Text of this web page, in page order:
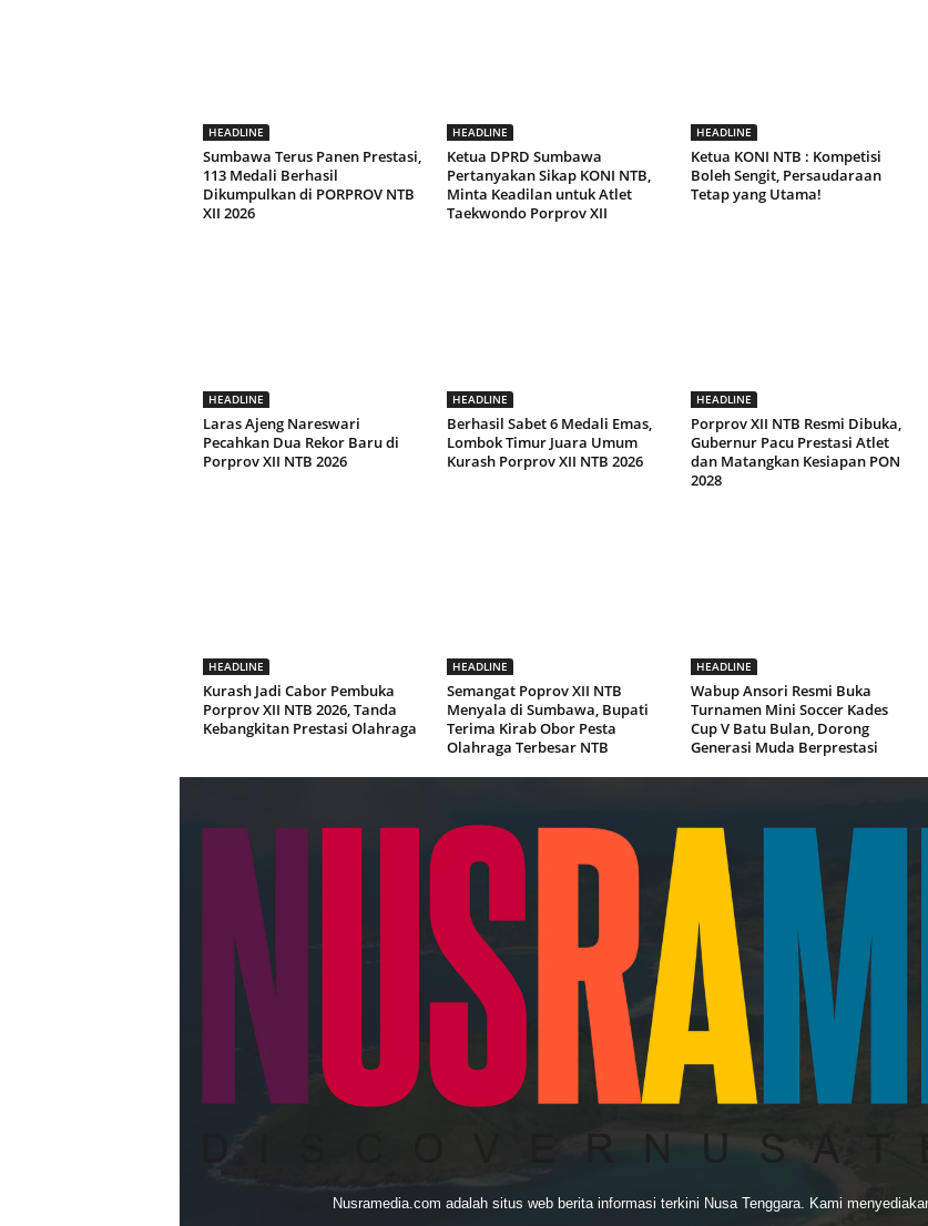
HEADLINE
Sumbawa Terus Panen Prestasi,
113 Medali Berhasil
Dikumpulkan di PORPROV NTB
XII 2026
HEADLINE
Ketua DPRD Sumbawa
Pertanyakan Sikap KONI NTB,
Minta Keadilan untuk Atlet
Taekwondo Porprov XII
HEADLINE
Ketua KONI NTB : Kompetisi
Boleh Sengit, Persaudaraan
Tetap yang Utama!
HEADLINE
Laras Ajeng Nareswari
Pecahkan Dua Rekor Baru di
Porprov XII NTB 2026
HEADLINE
Berhasil Sabet 6 Medali Emas,
Lombok Timur Juara Umum
Kurash Porprov XII NTB 2026
HEADLINE
Porprov XII NTB Resmi Dibuka,
Gubernur Pacu Prestasi Atlet
dan Matangkan Kesiapan PON
2028
HEADLINE
Kurash Jadi Cabor Pembuka
Porprov XII NTB 2026, Tanda
Kebangkitan Prestasi Olahraga
HEADLINE
Semangat Poprov XII NTB
Menyala di Sumbawa, Bupati
Terima Kirab Obor Pesta
Olahraga Terbesar NTB
HEADLINE
Wabup Ansori Resmi Buka
Turnamen Mini Soccer Kades
Cup V Batu Bulan, Dorong
Generasi Muda Berprestasi
Nusramedia.com adalah situs web berita informasi terkini Nusa Tenggara. Kami